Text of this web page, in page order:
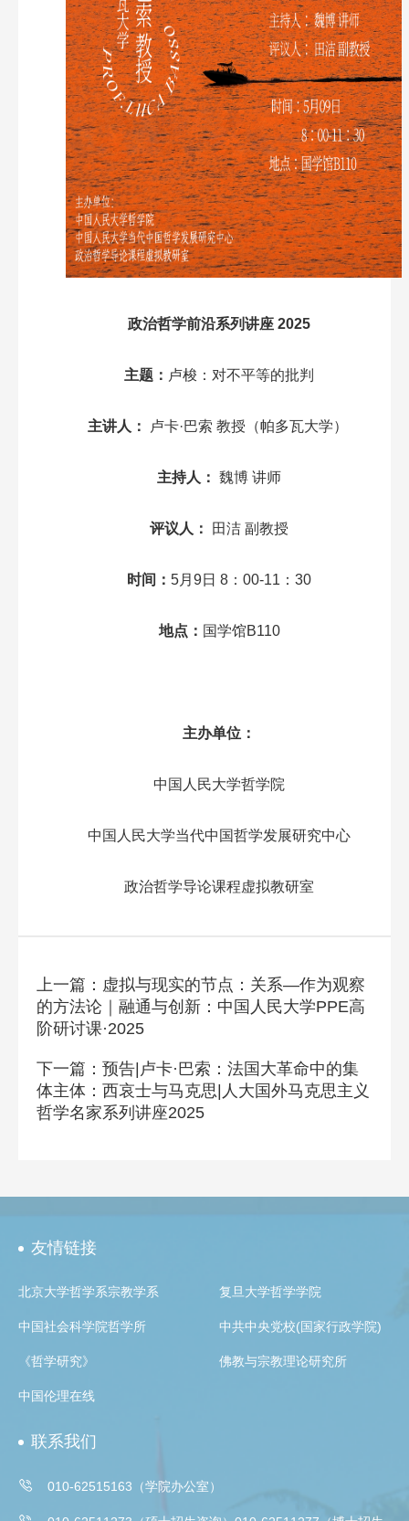
政治哲学前沿系列讲座 2025
主题： 卢梭：对不平等的批判
主讲人： 卢卡·巴索 教授（帕多瓦大学）
主持人： 魏博 讲师
评议人： 田洁 副教授
时间： 5月9日 8：00-11：30
地点： 国学馆B110
主办单位：
中国人民大学哲学院
中国人民大学当代中国哲学发展研究中心
政治哲学导论课程虚拟教研室
上一篇：虚拟与现实的节点：关系—作为观察
的方法论｜融通与创新：中国人民大学PPE高
阶研讨课·2025
下一篇：预告|卢卡·巴索：法国大革命中的集
体主体：西哀士与马克思|人大国外马克思主义
哲学名家系列讲座2025
友情链接
北京大学哲学系宗教学系 复旦大学哲学学院
中国社会科学院哲学所 中共中央党校(国家行政学院)
《哲学研究》 佛教与宗教理论研究所
中国伦理在线
联系我们
 010-62515163（学院办公室）